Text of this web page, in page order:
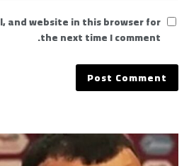
and website in this browser for
the next time I comment.